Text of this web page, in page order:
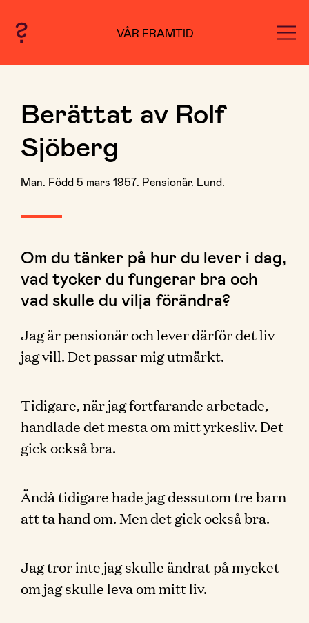
VÅR FRAMTID
Berättat av Rolf
Sjöberg
Man. Född 5 mars 1957. Pensionär. Lund.
Om du tänker på hur du lever i dag,
vad tycker du fungerar bra och
vad skulle du vilja förändra?
Jag är pensionär och lever därför det liv
jag vill. Det passar mig utmärkt.
Tidigare, när jag fortfarande arbetade,
handlade det mesta om mitt yrkesliv. Det
gick också bra.
Ändå tidigare hade jag dessutom tre barn
att ta hand om. Men det gick också bra.
Jag tror inte jag skulle ändrat på mycket
om jag skulle leva om mitt liv.